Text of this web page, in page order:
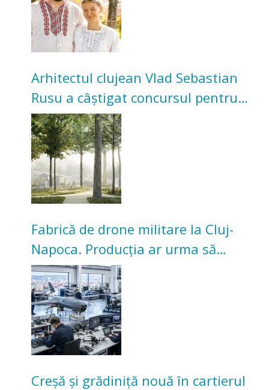
Arhitectul clujean Vlad Sebastian
Rusu a câștigat concursul pentru
transformarea Grădinii Casei
Universitarilor
Fabrică de drone militare la Cluj-
Napoca. Producția ar urma să
înceapă în toamna acestui an
Creșă și grădiniță nouă în cartierul